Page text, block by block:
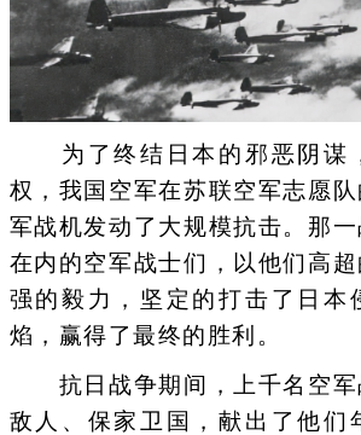
为了终结日本的邪恶阴谋
权，我国空军在苏联空军志愿
军战机发动了大规模抗击。那
在内的空军战士们，以他们高
强的毅力，坚定的打击了日本
焰，赢得了最终的胜利。
抗日战争期间，上千名空军
敌人、保家卫国，献出了他们